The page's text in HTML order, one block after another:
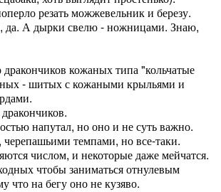
резать можжевельник и березу.
А дырки свелю - ножницами. Знаю,
кожаных типа "кольчатые
- шитых с кожаными крыльями и
напутал, но оно и не суть важно.
черепашьими темпами, но все-таки.
числом, и некоторые даже мейчатся.
чтобы заниматься отнулевым
что на бегу оно не кузяво.